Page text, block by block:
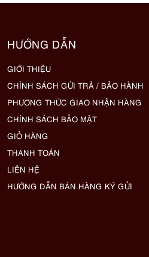
HƯỚNG DẪN
GIỚI THIỆU
CHÍNH SÁCH GỬI TRẢ / BẢO HÀNH
PHƯƠNG THỨC GIAO NHẬN HÀNG
CHÍNH SÁCH BẢO MẬT
GIỎ HÀNG
THANH TOÁN
LIÊN HỆ
HƯỚNG DẪN BÁN HÀNG KÝ GỬI